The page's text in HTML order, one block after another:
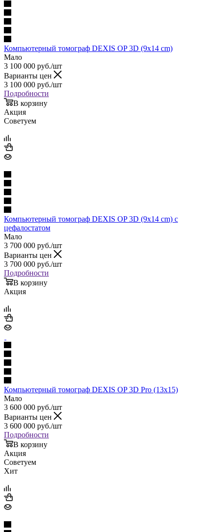
Компьютерный томограф DEXIS OP 3D (9x14 cm)
Мало
3 100 000 руб./шт
Варианты цен
3 100 000 руб./шт
Подробности
В корзину
Акция
Советуем
Компьютерный томограф DEXIS OP 3D (9x14 cm) с
цефалостатом
Мало
3 700 000 руб./шт
Варианты цен
3 700 000 руб./шт
Подробности
В корзину
Акция
Компьютерный томограф DEXIS OP 3D Pro (13x15)
Мало
3 600 000 руб./шт
Варианты цен
3 600 000 руб./шт
Подробности
В корзину
Акция
Советуем
Хит